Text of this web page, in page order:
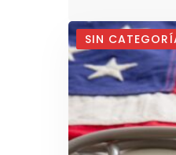
SIN